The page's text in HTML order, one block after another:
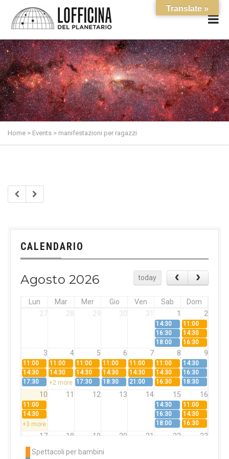
Home > Events > manifestazioni per ragazzi
CALENDARIO
Agosto 2026 today
Lun Mar Mer Gio Ven Sab
Dom
27
28 29 30 31 1 2
14:30
11:00
16:30
14:30
18:00
16:30
3 4 5 6 7 8 9
11:00 11:00 11:00 11:00 11:00 11:00
14:30
14:30
14:30 14:30 14:30 14:30 14:30
16:30
17:30
+2 more 17:30 18:30 21:00 16:30 18:30
10 11 12 13 14 15 16
11:00 14:30
11:00
14:30
16:30
14:30
+3 more
18:00 16:30
17 18 19 20 21 22 23
11:00
14:30
14:30 14:30 14:30
Spettacoli per bambini
Translate »